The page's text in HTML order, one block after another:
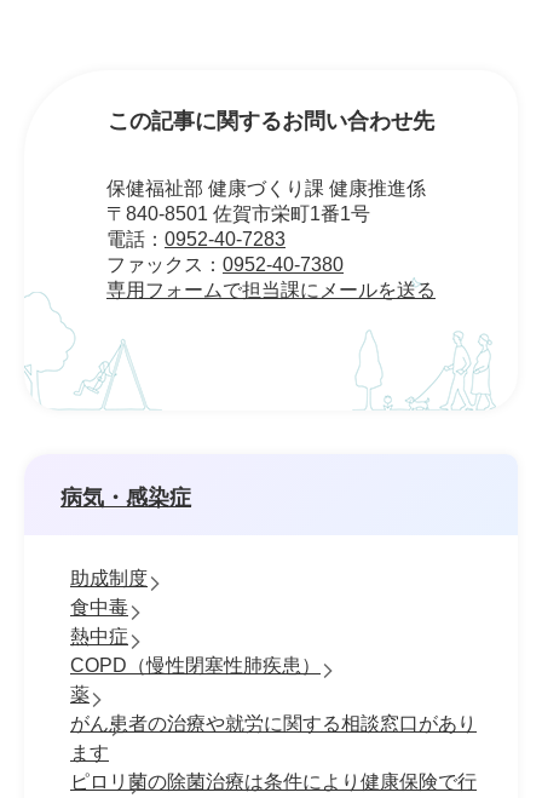
この記事に関するお問い合わせ先
保健福祉部 健康づくり課 健康推進係
〒840-8501 佐賀市栄町1番1号
電話： 0952-40-7283
ファックス： 0952-40-7380
専用フォームで担当課にメールを送る
病気・感染症
助成制度
食中毒
熱中症
COPD（慢性閉塞性肺疾患）
薬
がん患者の治療や就労に関する相談窓口があり
ます
ピロリ菌の除菌治療は条件により健康保険で行